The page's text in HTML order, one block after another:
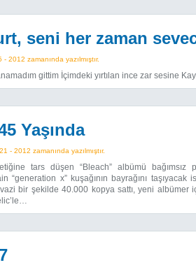
seni her zaman
2012 zamanında yazılmıştır.
gittim İçimdeki yırtılan ince zar sesine
Yaşında
- 2012 zamanında yazılmıştır.
tars düşen “Bleach” albümü bağımsız
“generation x” kuşağının bayrağını
bir şekilde 40.000 kopya sattı, yeni albümer